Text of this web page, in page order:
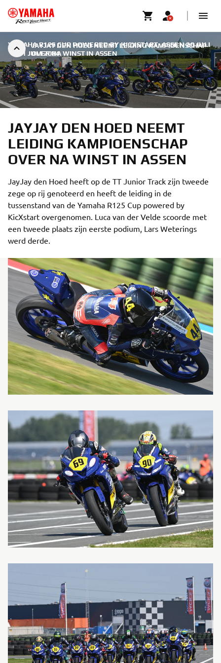
JAYJAY DEN HOED NEEMT LEIDING KAMPIOENSCHAP
OVER NA WINST IN ASSEN
YAMAHA R125 CUP POWERED BY KICXSTART, ASSEN 20 JULI
21 JULI 2024
JAYJAY DEN HOED NEEMT
LEIDING KAMPIOENSCHAP
OVER NA WINST IN ASSEN
JayJay den Hoed heeft op de TT Junior Track zijn tweede
zege op rij genoteerd en heeft de leiding in de
tussenstand van de Yamaha R125 Cup powered by
KicXstart overgenomen. Luca van der Velde scoorde met
een tweede plaats zijn eerste podium, Lars Weterings
werd derde.